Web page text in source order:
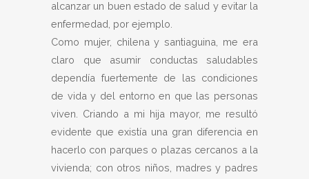
alcanzar un buen estado de salud y evitar la
enfermedad, por ejemplo.
Como mujer, chilena y santiaguina, me era
claro que asumir conductas saludables
dependía fuertemente de las condiciones
de vida y del entorno en que las personas
viven. Criando a mi hija mayor, me resultó
evidente que existía una gran diferencia en
hacerlo con parques o plazas cercanos a la
vivienda; con otros niños, madres y padres